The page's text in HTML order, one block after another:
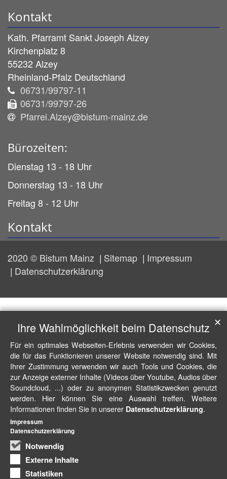
Kontakt
Kath. Pfarramt Sankt Joseph Alzey
Kirchenplatz 8
55232 Alzey
Rheinland-Pfalz Deutschland
06731/99797-11
06731/99797-26
Pfarrei.Alzey@bistum-mainz.de
Bürozeiten:
Dienstag 13 - 18 Uhr
Donnerstag 13 - 18 Uhr
Freitag 8 - 12 Uhr
Kontakt
2020 © Bistum Mainz Sitemap
Impressum
Datenschutzerklärung
Ihre Wahlmöglichkeit beim Datenschutz
Für ein optimales Webseiten-Erlebnis verwenden wir Cookies,
die für das Funktionieren unserer Website notwendig sind. Mit
Ihrer Zustimmung verwenden wir auch Tools und Cookies, die
zur Anzeige externer Inhalte (Videos über Youtube, Audios über
Soundcloud, ...) oder zu anonymen Statistikzwecken genutzt
werden. Hier können Sie eine Auswahl treffen. Weitere
Informationen finden Sie in unserer Datenschutzerklärung.
Notwendig
Externe Inhalte
Statistiken
✕
Impressum
Datenschutzerklärung